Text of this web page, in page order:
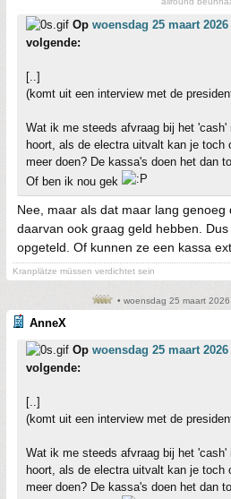
Op woensdag 25 maart 2026
volgende:
[..]
(komt uit een interview met de
Wat ik me steeds afvraag bij het 'cash'
hoort, als de electra uitvalt kan je toch
meer doen? De kassa's doen het dan
Of ben ik nou gek
Nee, maar als dat maar lang genoeg
daarvan ook graag geld hebben.
opgeteld. Of kunnen ze een kassa
Kranplätze müssen verdichtet sein
• woensdag 25 maart
AnneX
Op woensdag 25 maart 2026
volgende:
[..]
(komt uit een interview met de
Wat ik me steeds afvraag bij het 'cash'
hoort, als de electra uitvalt kan je toch
meer doen? De kassa's doen het dan